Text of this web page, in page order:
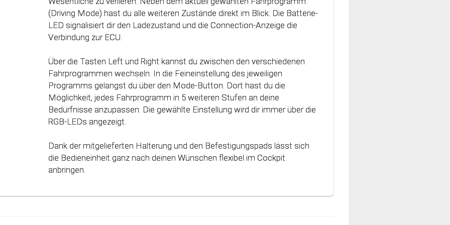
(Driving Mode) hast du alle weiteren Zustände direkt im Blick. Die Batterie-
LED signalisiert dir den Ladezustand und die Connection-Anzeige die
Verbindung zur ECU.
Über die Tasten Left und Right kannst du zwischen den verschiedenen
Fahrprogrammen wechseln. In die Feineinstellung des jeweiligen
Programms gelangst du über den Mode-Button. Dort hast du die
Möglichkeit, jedes Fahrprogramm in 5 weiteren Stufen an deine
Bedürfnisse anzupassen. Die gewählte Einstellung wird dir immer über die
RGB-LEDs angezeigt.
Dank der mitgelieferten Halterung und den Befestigungspads lässt sich
die Bedieneinheit ganz nach deinen Wünschen flexibel im Cockpit
anbringen.
einzelnen Fahrmodi (Fahrprogramme) automatisch an die Charakteristik
des Gaspedals angepasst. Mit Hilfe dieser innovativen Technologie
werden alle Potenziale deines Fahrzeuges erkannt und können optimal